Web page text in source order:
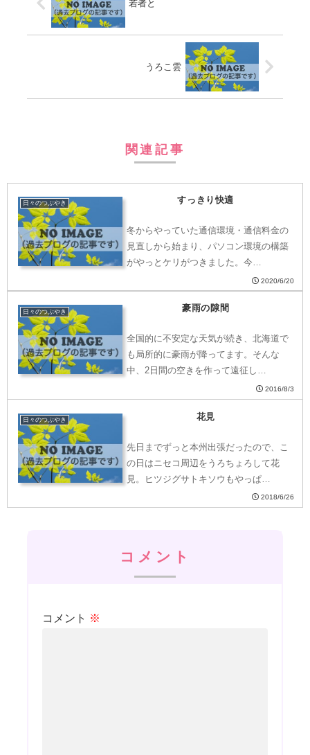
若者と
うろこ雲
関連記事
日々のつぶやき すっきり快適
冬からやっていた通信環境・通信料金の
見直しから始まり、パソコン環境の構築
がやっとケリがつきました。今…
2020/6/20
日々のつぶやき 豪雨の隙間
全国的に不安定な天気が続き、北海道で
も局所的に豪雨が降ってます。そんな
中、2日間の空きを作って遠征し…
2016/8/3
日々のつぶやき 花見
先日までずっと本州出張だったので、こ
の日はニセコ周辺をうろちょろして花
見。ヒツジグサトキソウもやっぱ…
2018/6/26
コメント
コメント ※